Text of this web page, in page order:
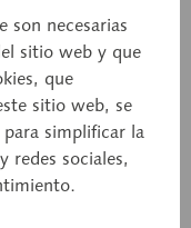
son necesarias
sitio web y que
que
sitio web, se
simplificar la
redes sociales,